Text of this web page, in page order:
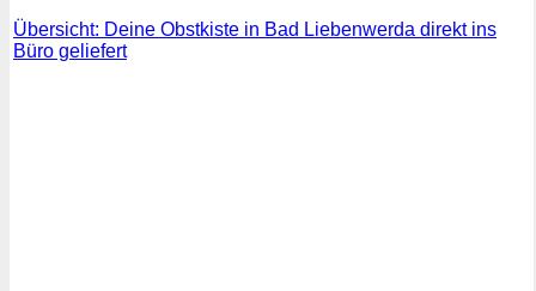
Übersicht: Deine Obstkiste in Bad Liebenwerda direkt ins
Büro geliefert